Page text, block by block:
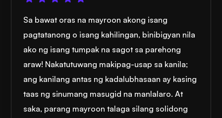
Sa bawat oras na mayroon akong isang
pagtatanong o isang kahilingan, binibigyan nila
ako ng isang tumpak na sagot sa parehong
araw! Nakatutuwang makipag-usap sa kanila;
ang kanilang antas ng kadalubhasaan ay kasing
taas ng sinumang masugid na manlalaro. At
saka, parang mayroon talaga silang solidong